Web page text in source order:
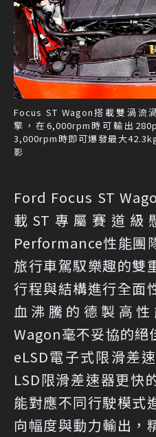
Focus ST Wagon搭載雙渦流
擎，在6,000rpm時可輸出
3,000rpm時即可爆發最大
影
Ford Focus ST
載ST專屬賽道級
Performance性能團
旅行車駕馭樂趣的雙
行程與結構進行全面
血沸騰的德製高
Wagon毫不妥協的絕
eLSD電子式限滑差
LSD限滑差速器更快
能對應不同行駛模式
向幅度與動力輸出，